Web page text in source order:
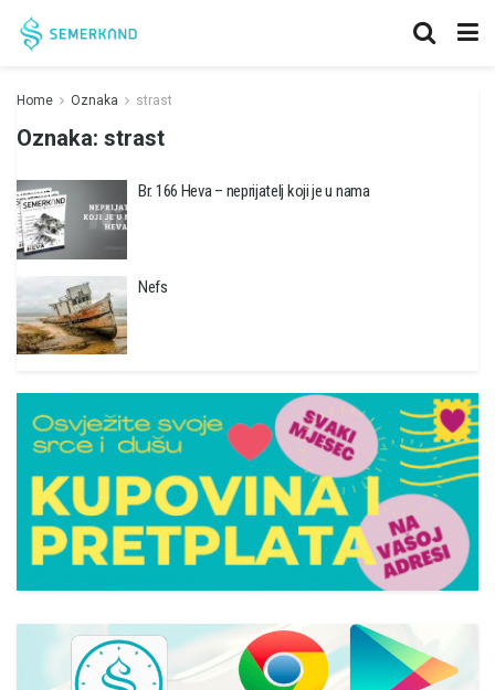
Home Oznaka strast
Oznaka: strast
Br. 166 Heva – neprijatelj koji je u nama
Nefs